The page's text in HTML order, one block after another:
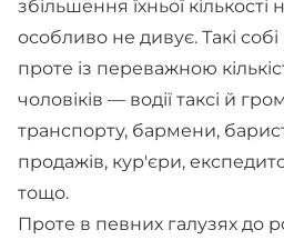
збільшення їхньої кількості
особливо не дивує. Такі собі
проте із переважною
чоловіків — водії таксі й
транспорту, бармени,
продажів, кур'єри,
тощо.
Проте в певних галузях до